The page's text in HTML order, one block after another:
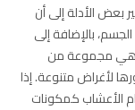
بعض الأدلة إلى أن
بالإضافة إلى
هي مجموعة من
لأغراض متنوعة. إذا
الأعشاب كمكونات